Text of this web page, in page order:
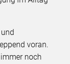
voran.
noch